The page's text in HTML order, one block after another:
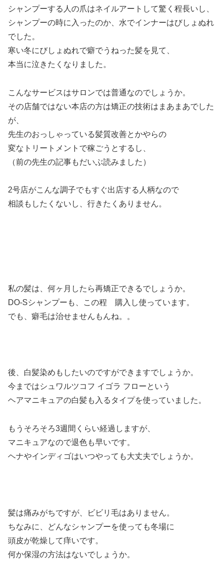
シャンプーする人の爪はネイルアートして驚く程長いし、
シャンプーの時に入ったのか、水でインナーはびしょぬれ
でした。
寒い冬にびしょぬれで癖でうねった髪を見て、
本当に泣きたくなりました。
こんなサービスはサロンでは普通なのでしょうか。
その店舗ではない本店の方は矯正の技術はまあまあでした
が、
先生のおっしゃっている髪質改善とかやらの
変なトリートメントで稼ごうとするし、
（前の先生の記事もだいぶ読みました）
2号店がこんな調子でもすぐ出店する人柄なので
相談もしたくないし、行きたくありません。
私の髪は、何ヶ月したら再矯正できるでしょうか。
DO-Sシャンプーも、この程 購入し使っています。
でも、癖毛は治せませんもんね。。
後、白髪染めもしたいのですができますでしょうか。
今まではシュワルツコフ イゴラ フローという
ヘアマニキュアの白髪も入るタイプを使っていました。
もうそろそろ3週間くらい経過しますが、
マニキュアなので退色も早いです。
ヘナやインディゴはいつやっても大丈夫でしょうか。
髪は痛みがちですが、ビビリ毛はありません。
ちなみに、どんなシャンプーを使っても冬場に
頭皮が乾燥して痒いです。
何か保湿の方法はないでしょうか。